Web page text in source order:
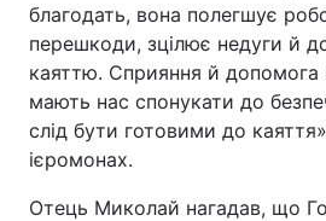
Послуги
благодать, вона полегшує
перешкоди, зцілює недуги й
каяттю. Сприяння й допомога
мають нас спонукати до
слід бути готовими до
ієромонах.
Отець Миколай нагадав, що